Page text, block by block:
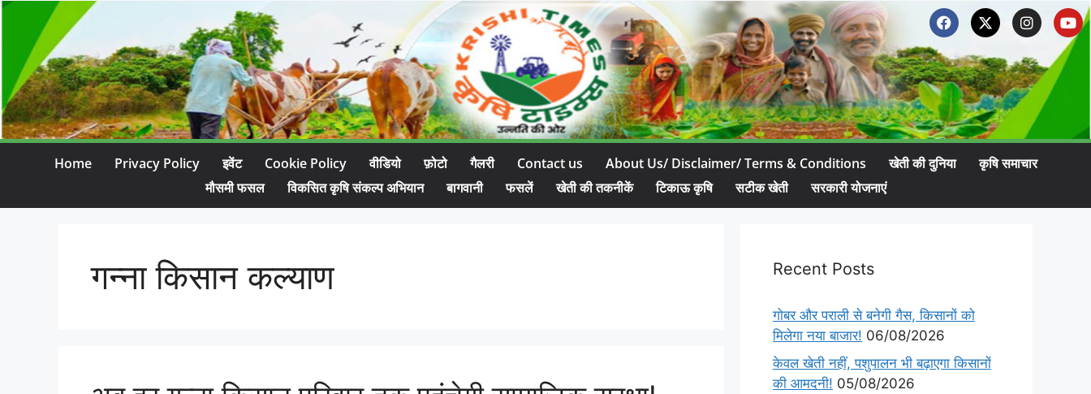
Home Privacy Policy इवेंट Cookie Policy वीडियो फ़ोटो गैलरी Contact us About Us/ Disclaimer/ Terms & Conditions खेती की दुनिया
कृषि समाचार
मौसमी फसल
विकसित कृषि संकल्प अभियान बागवानी फसलें खेती की तकनीकें टिकाऊ कृषि सटीक खेती सरकारी योजनाएं
गन्ना किसान कल्याण Recent Posts
गोबर और पराली से बनेगी गैस, किसानों को
मिलेगा नया बाजार! 06/08/2026
केवल खेती नहीं, पशुपालन भी बढ़ाएगा किसानों
की आमदनी! 05/08/2026